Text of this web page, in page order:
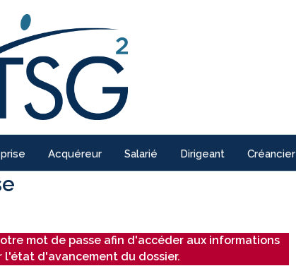
Acquéreur Salarié Dirigeant Créancier
mot de passe afin d'accéder aux informations
l'état d'avancement du dossier.